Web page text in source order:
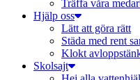
Träffa våra
Hjälp oss
Lätt att göra rätt
Städa med rent
Klokt
Skolsajt